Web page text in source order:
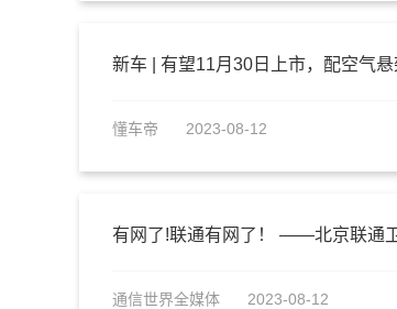
新车 | 有望11月30日上市，配空气
懂车帝 2023-08-12
有网了!联通有网了！ ——北京联通
通信世界全媒体 2023-08-12